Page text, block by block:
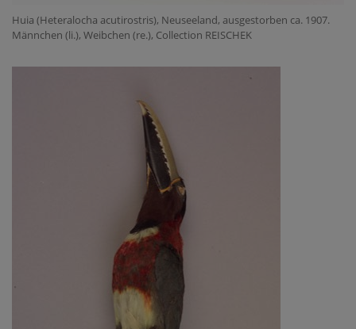
Huia (Heteralocha acutirostris), Neuseeland, ausgestorben ca. 1907.
Männchen (li.), Weibchen (re.), Collection REISCHEK